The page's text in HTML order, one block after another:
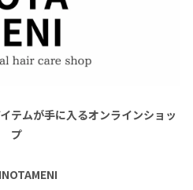
テムが手に入るオンラインショッ
プ